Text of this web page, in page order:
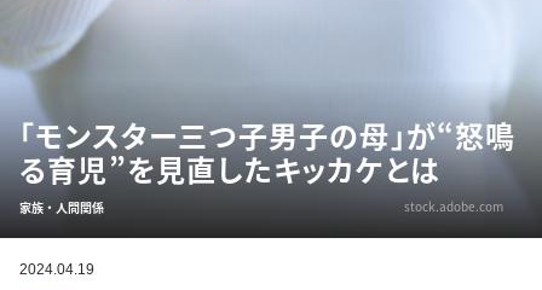
「モンスター三つ子男子の母」が“怒鳴
る育児”を見直したキッカケとは
家族・人間関係 stock.adobe.com
2024.04.19